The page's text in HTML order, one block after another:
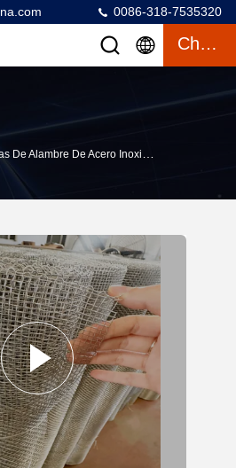
0086-318-7535320
Charlar
De Alambre De Acero Inoxidable